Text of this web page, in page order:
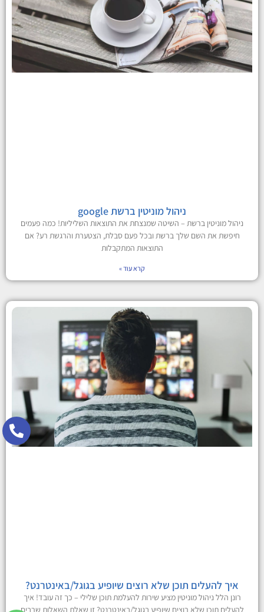
ניהול מוניטין ברשת google
ניהול מוניטין ברשת – השיטה שמנצחת את התוצאות השליליות! כמה פעמים
חיפשת את השם שלך ברשת ובכל פעם סבלת, הצטערת והרגשת רע? אם
התוצאות המתקבלות
קרא עוד »
איך להעלים תוכן שלא רוצים שיופיע בגוגל/באינטרנט?
רונן הלל ניהול מוניטין מציע שירות להעלמת תוכן שלילי – כך זה עובד! איך
להעלים תוכן שלא רוצים שיופיע בגוגל/באינטרנט? זו שאלת השאלות שרבים